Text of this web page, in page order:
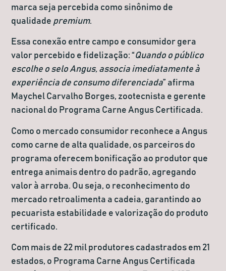
marca seja percebida como sinônimo de
qualidade premium.
Essa conexão entre campo e consumidor gera
valor percebido e fidelização: “Quando o público
escolhe o selo Angus, associa imediatamente à
experiência de consumo diferenciada” afirma
Maychel Carvalho Borges, zootecnista e gerente
nacional do Programa Carne Angus Certificada.
Como o mercado consumidor reconhece a Angus
como carne de alta qualidade, os parceiros do
programa oferecem bonificação ao produtor que
entrega animais dentro do padrão, agregando
valor à arroba. Ou seja, o reconhecimento do
mercado retroalimenta a cadeia, garantindo ao
pecuarista estabilidade e valorização do produto
certificado.
Com mais de 22 mil produtores cadastrados em 21
estados, o Programa Carne Angus Certificada